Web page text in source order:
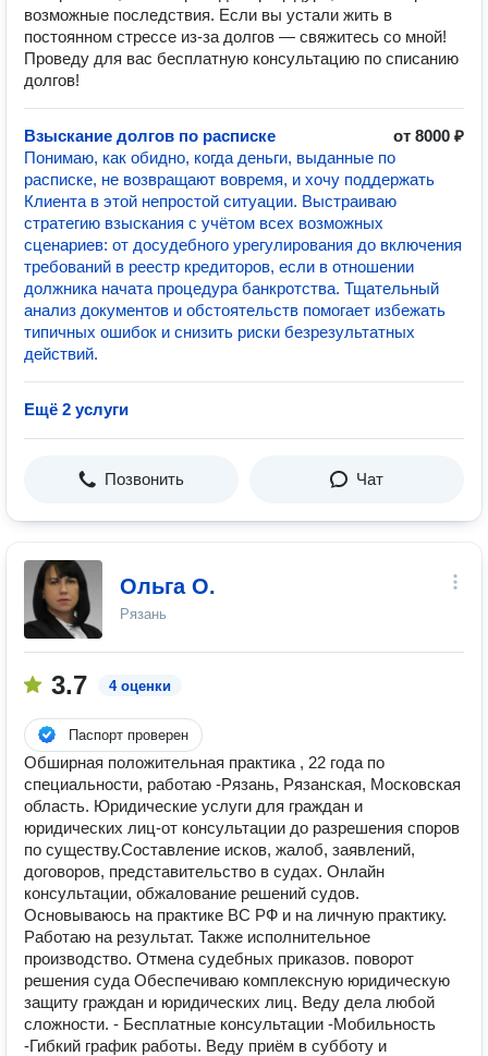
возможные последствия. Если вы устали жить в
постоянном стрессе из-за долгов — свяжитесь со мной!
Проведу для вас бесплатную консультацию по списанию
долгов!
Взыскание долгов по расписке
от 8000 ₽
Понимаю, как обидно, когда деньги, выданные по
расписке, не возвращают вовремя, и хочу поддержать
Клиента в этой непростой ситуации. Выстраиваю
стратегию взыскания с учётом всех возможных
сценариев: от досудебного урегулирования до включения
требований в реестр кредиторов, если в отношении
должника начата процедура банкротства. Тщательный
анализ документов и обстоятельств помогает избежать
типичных ошибок и снизить риски безрезультатных
действий.
Ещё 2 услуги
Позвонить Чат
Ольга О.
Рязань
3.7 4 оценки
Паспорт проверен
Обширная положительная практика , 22 года по
специальности, работаю -Рязань, Рязанская, Московская
область. Юридические услуги для граждан и
юридических лиц-от консультации до разрешения споров
по существу.Составление исков, жалоб, заявлений,
договоров, представительство в судах. Онлайн
консультации, обжалование решений судов.
Основываюсь на практике ВС РФ и на личную практику.
Работаю на результат. Также исполнительное
производство. Отмена судебных приказов. поворот
решения суда Обеспечиваю комплексную юридическую
защиту граждан и юридических лиц. Веду дела любой
сложности. - Бесплатные консультации -Мобильность
-Гибкий график работы. Веду приём в субботу и